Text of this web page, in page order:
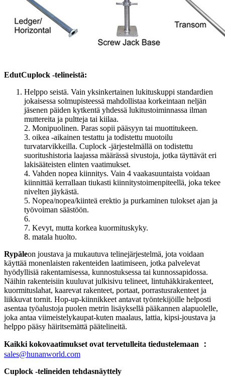
EdutCuplock -telineistä:
Helppo seistä. Vain yksinkertainen lukituskuppi standardien
jokaisessa solmupisteessä mahdollistaa korkeintaan neljän
jäsenen päiden kytkentä yhdessä lukitustoiminnassa ilman
muttereita ja pultteja tai kiilaa.
2. Monipuolinen. Paras sopii pääsyyn tai muottitukeen.
3. oikea -aikainen testattu ja todistettu muotoilu
turvatarvikkeilla. Cuplock -järjestelmällä on todistettu
suoritushistoria laajassa määrässä sivustoja, jotka täyttävät eri
lakisääteisten elinten vaatimukset.
4. Vahden nopea kiinnitys. Vain 4 vaakasuuntaista voidaan
kiinnittää kerrallaan tiukasti kiinnitystoimenpiteellä, joka tekee
nivelten jäykästä.
5. Nopea/nopea/kiinteä erektio ja purkaminen tulokset ajan ja
työvoiman säästöön.
6.
7. Kevyt, mutta korkea kuormituskyky.
8. matala huolto.
Rypäleon joustava ja mukautuva telinejärjestelmä, jota voidaan
käyttää monenlaisten rakenteiden laatimiseen, jotka palvelevat
hyödyllisiä rakentamisessa, kunnostuksessa tai kunnossapidossa.
Näihin rakenteisiin kuuluvat julkisivu telineet, lintuhäkkirakenteet,
kuormituslahat, kaarevat rakenteet, portaat, porrastusrakenteet ja
liikkuvat tornit. Hop-up-kiinnikkeet antavat työntekijöille helposti
asentaa työalustoja puolen metrin lisäyksellä pääkannen alapuolelle,
joka antaa viimeistelykaupat-kuten maalaus, lattia, kipsi-joustava ja
helppo pääsy häiritsemättä päätelineitä.
Kaikki kokovaatimukset ovat tervetulleita tiedustelemaan ：
sales@hunanworld.com
Cuplock -telineiden tehdasnäyttely